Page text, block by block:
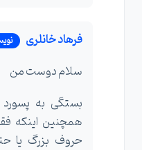
فرهاد خانلری
سلام دوست من
بستگی به
همچنین اینکه